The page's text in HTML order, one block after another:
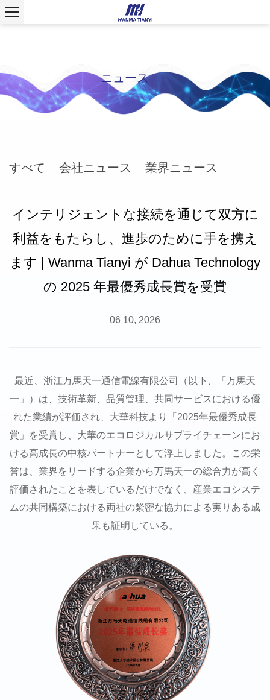
ニュース
すべて 会社ニュース 業界ニュース
インテリジェントな接続を通じて双方に
利益をもたらし、進歩のために手を携え
ます | Wanma Tianyi が Dahua Technology
の 2025 年最優秀成長賞を受賞
06 10, 2026
最近、浙江万馬天一通信電線有限公司（以下、「万馬天
一」）は、技術革新、品質管理、共同サービスにおける優
れた業績が評価され、大華科技より「2025年最優秀成長
賞」を受賞し、大華のエコロジカルサプライチェーンにお
ける高成長の中核パートナーとして浮上しました。この栄
誉は、業界をリードする企業から万馬天一の総合力が高く
評価されたことを表しているだけでなく、産業エコシステ
ムの共同構築における両社の緊密な協力による実りある成
果も証明している。